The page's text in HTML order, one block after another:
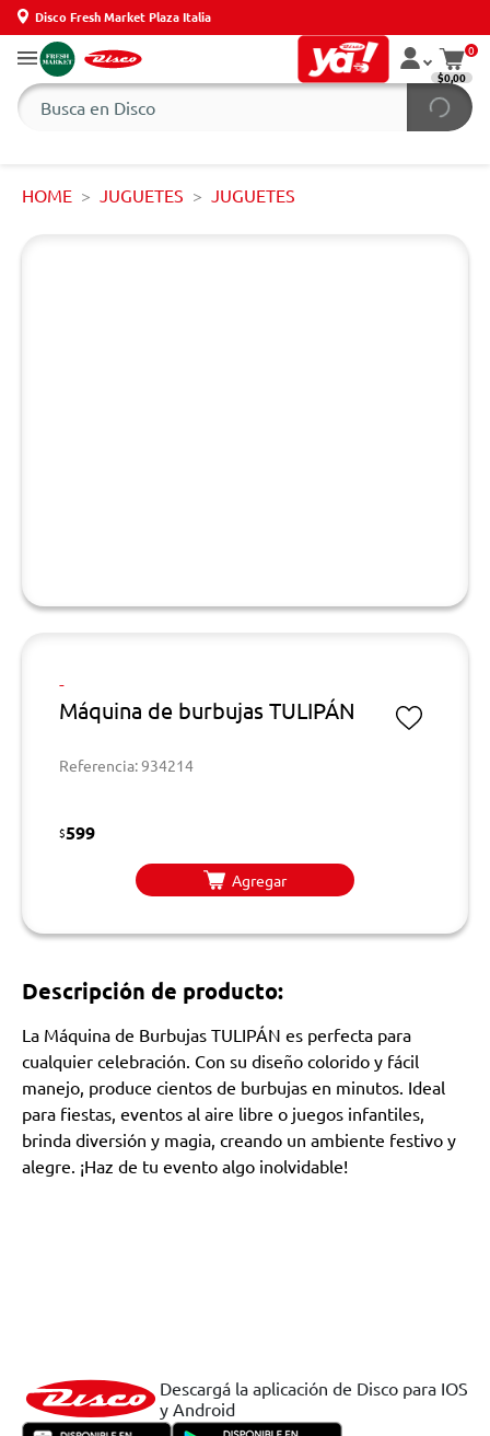
Disco Fresh Market Plaza Italia
0
$0,00
HOME JUGUETES JUGUETES
-
Máquina de burbujas TULIPÁN
Referencia: 934214
$599
Agregar
Descripción de producto:
La Máquina de Burbujas TULIPÁN es perfecta para
cualquier celebración. Con su diseño colorido y fácil
manejo, produce cientos de burbujas en minutos. Ideal
para fiestas, eventos al aire libre o juegos infantiles,
brinda diversión y magia, creando un ambiente festivo y
alegre. ¡Haz de tu evento algo inolvidable!
Descargá la aplicación de Disco para IOS
y Android